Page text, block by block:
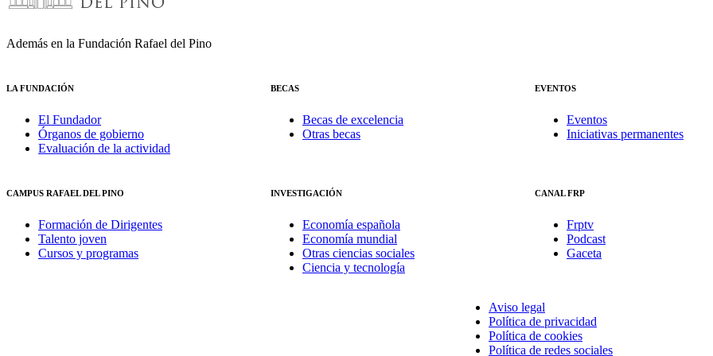
Además en la Fundación Rafael del Pino
LA FUNDACIÓN
El Fundador
Órganos de gobierno
Evaluación de la actividad
BECAS
Becas de excelencia
Otras becas
EVENTOS
Eventos
Iniciativas permanentes
CAMPUS RAFAEL DEL PINO
Formación de Dirigentes
Talento joven
Cursos y programas
INVESTIGACIÓN
Economía española
Economía mundial
Otras ciencias sociales
Ciencia y tecnología
CANAL FRP
Frptv
Podcast
Gaceta
Aviso legal
Política de privacidad
Política de cookies
Política de redes sociales